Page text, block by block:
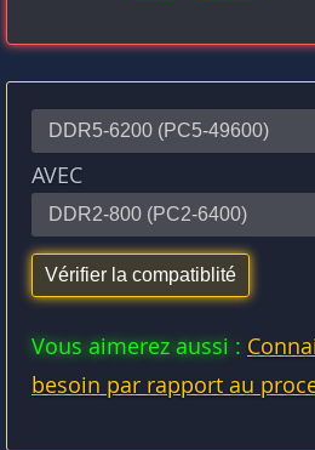
AVEC
Vous aimerez aussi :
besoin par rapport au